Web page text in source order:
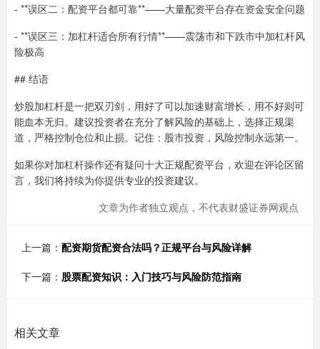
- **误区二：配资平台都可靠**——大量配资平台存在资金安全问题
- **误区三：加杠杆适合所有行情**——震荡市和下跌市中加杠杆风
险极高
## 结语
炒股加杠杆是一把双刃剑，用好了可以加速财富增长，用不好则可
能血本无归。建议投资者在充分了解风险的基础上，选择正规渠
道，严格控制仓位和止损。记住：股市投资，风险控制永远第一。
如果你对加杠杆操作还有疑问十大正规配资平台，欢迎在评论区留
言，我们将持续为你提供专业的投资建议。
文章为作者独立观点，不代表财盛证券网观点
上一篇： 配资期货配资合法吗？正规平台与风险详解
下一篇： 股票配资知识：入门技巧与风险防范指南
相关文章